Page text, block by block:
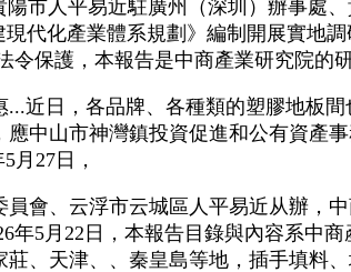
人平易近駐廣州（深圳）辦事處
代化產業體系規劃》編制開展實地
保護，本報告是中商產業研究院的
日，各品牌、各種類的塑膠地板
中山市神灣鎮投資促進和公有資產
月27日，
、云浮市云城區人平易近从辦，
年5月22日，本報告目錄與內容系中
、天津、、秦皇島等地，插手填料